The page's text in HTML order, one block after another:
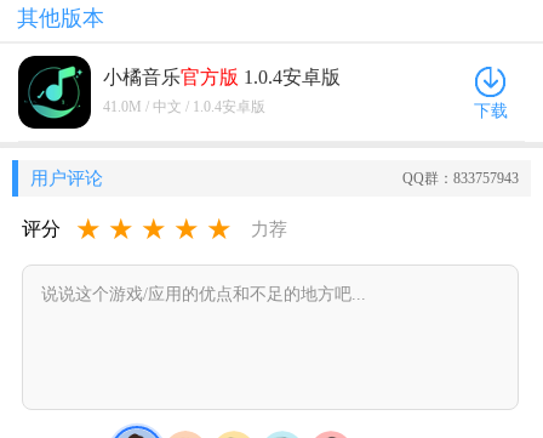
其他版本
小橘音乐官方版 1.0.4安卓版
41.0M / 中文 / 1.0.4安卓版 下载
用户评论 QQ群：833757943
评分 ★ ★ ★ ★ ★ 力荐